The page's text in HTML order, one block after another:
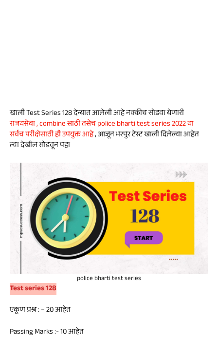
खाली Test Series 128 देन्यात आलेली आहे नक्कीच सोडवा येणारी
राजयसेवा , combine साठी तसेच police bharti test series 2022 या
सर्वच परीक्षेसाठी ही उपयुक्त आहे, आजून भरपुर टेस्ट खाली दिलेल्या आहेत
त्या देखील सोडवून पहा
police bharti test series
Test series 128
एकूण प्रश्न : – 20 आहेत
Passing Marks :- 10 आहेत